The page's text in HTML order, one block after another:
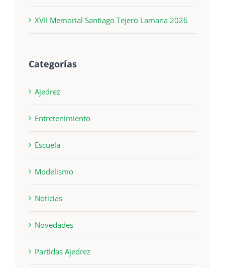
XVII Memorial Santiago Tejero Lamana 2026
Categorías
Ajedrez
Entretenimiento
Escuela
Modelismo
Noticias
Novedades
Partidas Ajedrez